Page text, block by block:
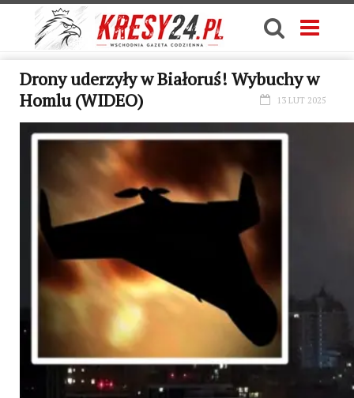
Drony uderzyły w Białoruś! Wybuchy w
Homlu (WIDEO)
13 LUT 2025